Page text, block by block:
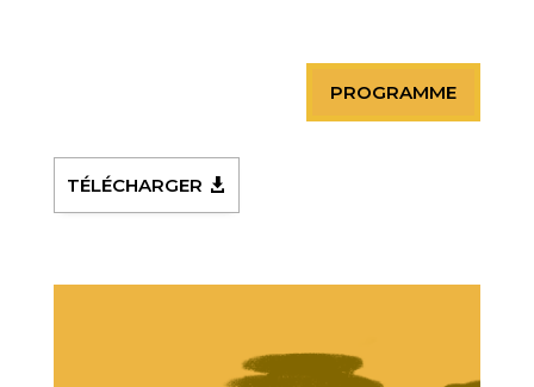
PROGRAMME
TÉLÉCHARGER